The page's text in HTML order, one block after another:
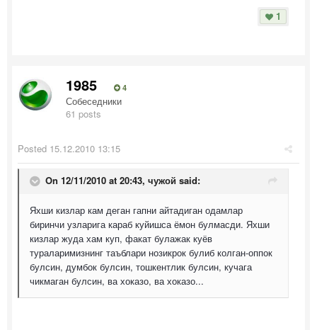
1
1985 4
Собеседники
61 posts
Posted 15.12.2010 13:15
On 12/11/2010 at 20:43, чужой said:
Яхши кизлар кам деган гапни айтадиган одамлар
биринчи узларига караб куйишса ёмон булмасди. Яхши
кизлар жуда хам куп, факат булажак куёв
тураларимизнинг таъблари нозикрок булиб колган-оппок
булсин, думбок булсин, тошкентлик булсин, кучага
чикмаган булсин, ва хоказо, ва хоказо...